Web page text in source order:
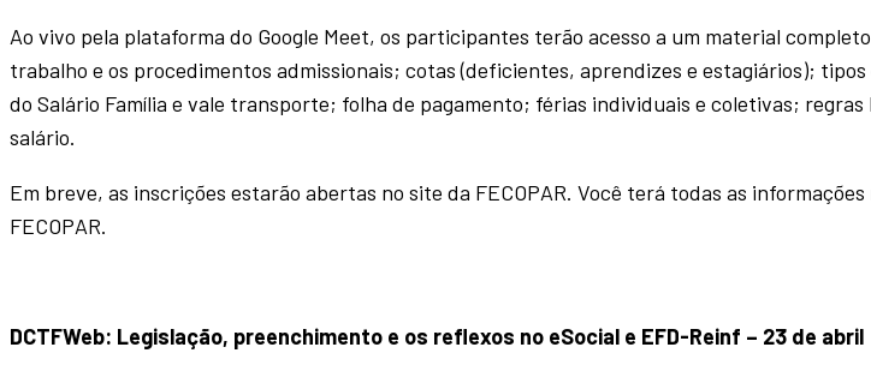
Ao vivo pela plataforma do Google Meet, os participantes terão acesso a um material
trabalho e os procedimentos admissionais; cotas (deficientes, aprendizes e estagiários);
do Salário Família e vale transporte; folha de pagamento; férias individuais e coletivas;
salário.
Em breve, as inscrições estarão abertas no site da FECOPAR. Você terá todas as
FECOPAR.
DCTFWeb: Legislação, preenchimento e os reflexos no eSocial e EFD-Reinf – 23 de abril